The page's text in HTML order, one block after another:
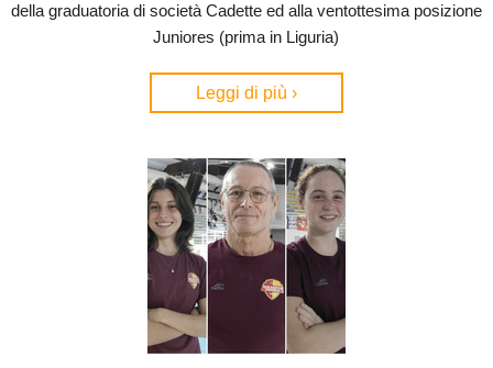
della graduatoria di società Cadette ed alla ventottesima posizione
Juniores (prima in Liguria)
Leggi di più ›